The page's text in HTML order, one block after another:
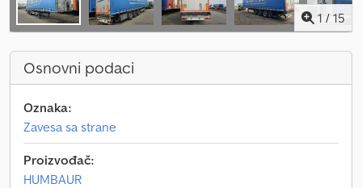
1 / 15
Osnovni podaci
Oznaka:
Zavesa sa strane
Proizvođač:
HUMBAUR